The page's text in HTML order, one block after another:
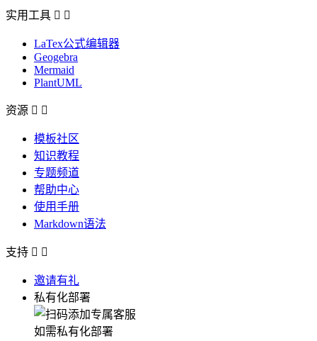
实用工具  
LaTex公式编辑器
Geogebra
Mermaid
PlantUML
资源  
模板社区
知识教程
专题频道
帮助中心
使用手册
Markdown语法
支持  
邀请有礼
私有化部署
如需私有化部署